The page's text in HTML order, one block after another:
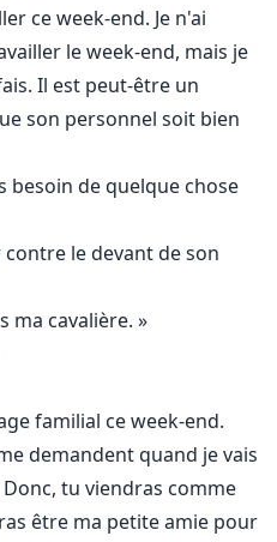
ce week-end. Je n'ai
le week-end, mais je
Il est peut-être un
son personnel soit bien
besoin de quelque chose
le devant de son
ma cavalière. »
familial ce week-end.
demandent quand je vais
tu viendras comme
être ma petite amie pour